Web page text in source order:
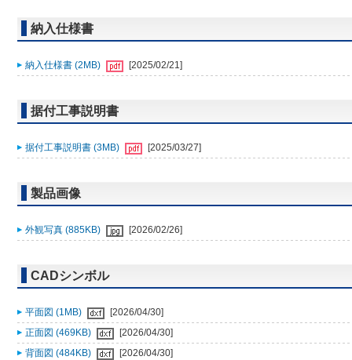
納入仕様書
納入仕様書 (2MB) [2025/02/21]
据付工事説明書
据付工事説明書 (3MB) [2025/03/27]
製品画像
外観写真 (885KB) [2026/02/26]
CADシンボル
平面図 (1MB)
[2026/04/30]
正面図 (469KB)
[2026/04/30]
背面図 (484KB)
[2026/04/30]